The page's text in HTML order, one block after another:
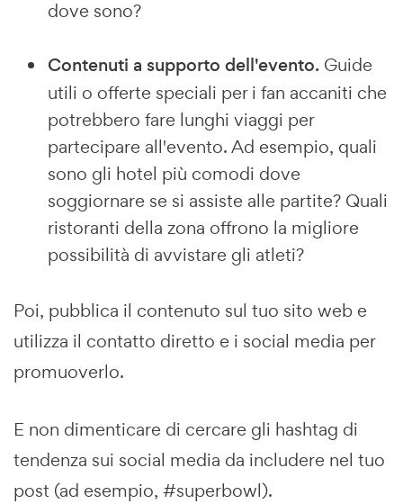
dove sono?
Contenuti a supporto dell'evento. Guide
utili o offerte speciali per i fan accaniti che
potrebbero fare lunghi viaggi per
partecipare all'evento. Ad esempio, quali
sono gli hotel più comodi dove
soggiornare se si assiste alle partite? Quali
ristoranti della zona offrono la migliore
possibilità di avvistare gli atleti?
Poi, pubblica il contenuto sul tuo sito web e
utilizza il contatto diretto e i social media per
promuoverlo.
E non dimenticare di cercare gli hashtag di
tendenza sui social media da includere nel tuo
post (ad esempio, #superbowl).